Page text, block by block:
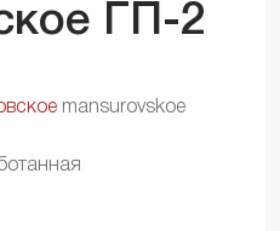
ГП-2
mansurovskoe